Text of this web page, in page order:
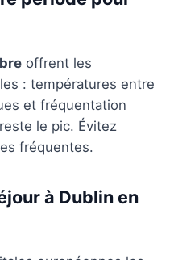
offrent les
: températures entre
et fréquentation
le pic. Évitez
fréquentes.
à Dublin en